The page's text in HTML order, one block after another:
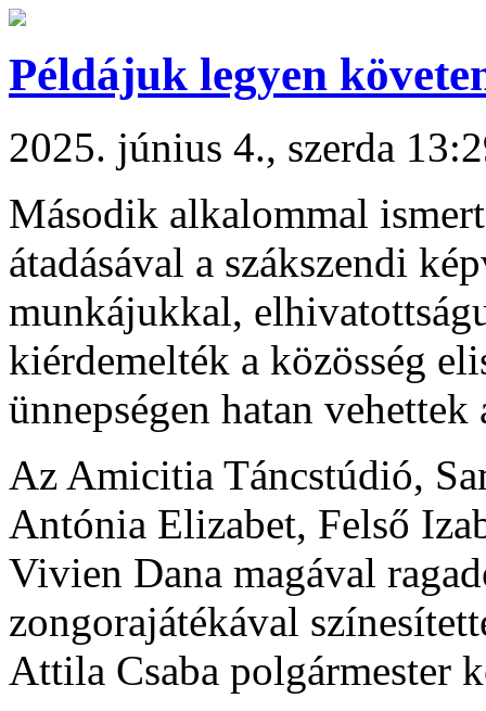
Példájuk legyen
2025. június 4., szerda
Második alkalommal
átadásával a szákszendi
munkájukkal,
kiérdemelték a közösség
ünnepségen hatan vehettek
Az Amicitia Táncstúdió,
Antónia Elizabet, Felső
Vivien Dana magával
zongorajátékával
Attila Csaba polgármester